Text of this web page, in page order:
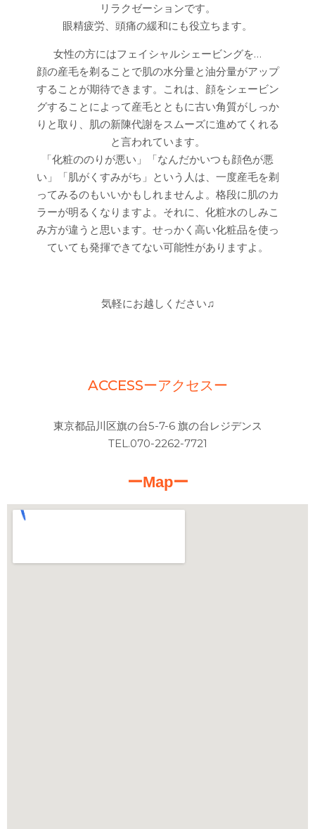
リラクゼーションです。
眼精疲労、頭痛の緩和にも役立ちます。
女性の方にはフェイシャルシェービングを…
顔の産毛を剃ることで肌の水分量と油分量がアップ
することが期待できます。これは、顔をシェービン
グすることによって産毛とともに古い角質がしっか
りと取り、肌の新陳代謝をスムーズに進めてくれる
と言われています。
「化粧ののりが悪い」「なんだかいつも顔色が悪
い」「肌がくすみがち」という人は、一度産毛を剃
ってみるのもいいかもしれませんよ。格段に肌のカ
ラーが明るくなりますよ。それに、化粧水のしみこ
み方が違うと思います。せっかく高い化粧品を使っ
ていても発揮できてない可能性がありますよ。
気軽にお越しください♫
ACCESSーアクセスー
東京都品川区旗の台5-7-6 旗の台レジデンス
TEL.070-2262-7721
ーMapー